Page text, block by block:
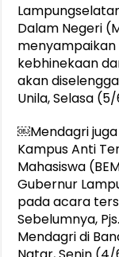
Dalam Negeri
kebhinekaan
akan
Unila, Selasa
￼Mendagri
Kampus Anti
Mahasiswa
Gubernur
pada acara
Sebelumnya,
Mendagri di